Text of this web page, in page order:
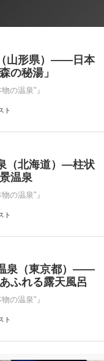
山形県）――日本
の秘湯」
の温泉"』
ト
（北海道）―柱状
温泉
の温泉"』
ト
泉（東京都）――
ふれる露天風呂
の温泉"』
ト